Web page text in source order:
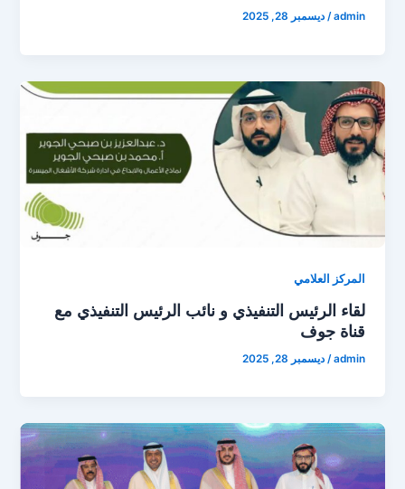
admin
/ديسمبر 28, 2025
المركز العلامي
لقاء الرئيس التنفيذي و نائب الرئيس التنفيذي مع
قناة جوف
admin
/ديسمبر 28, 2025